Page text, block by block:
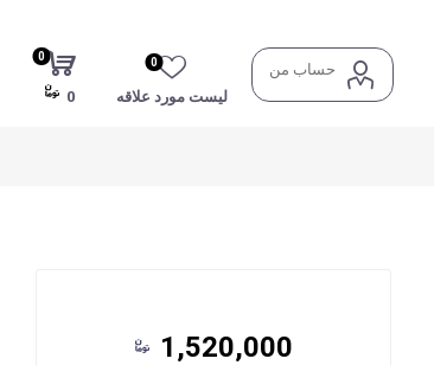
حساب من
لیست مورد علاقه
0
0
0
1,520,000